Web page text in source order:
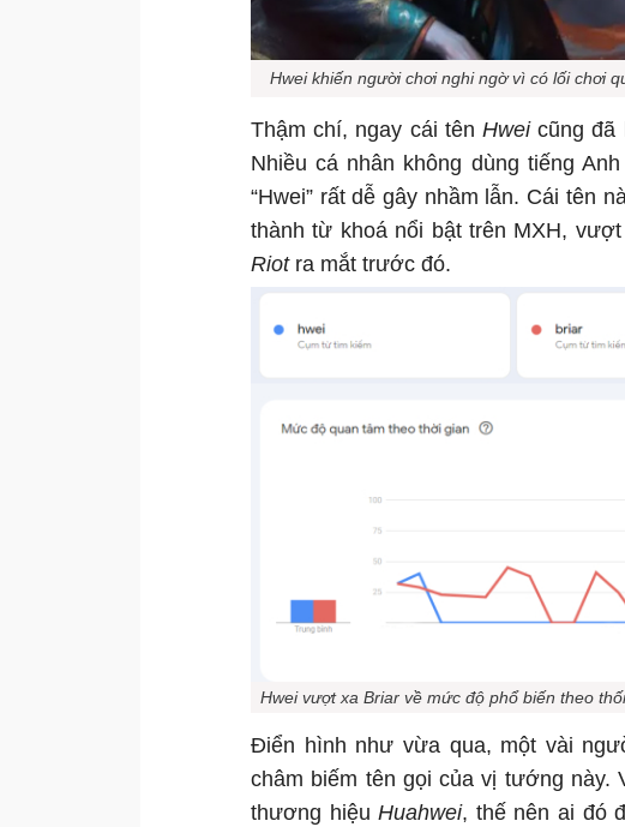
Hwei khiến người chơi nghi ngờ vì có lối chơi
Thậm chí, ngay cái tên Hweicũng đã
Nhiều cá nhân không dùng tiếng
“Hwei” rất dễ gây nhầm lẫn. Cái tên
thành từ khoá nổi bật trên MXH,
Riotra mắt trước đó.
Hwei vượt xa Briar về mức độ phổ biến theo
Điển hình như vừa qua, một vài
châm biếm tên gọi của vị tướng này.
thương hiệuHuahwei, thế nên ai đó